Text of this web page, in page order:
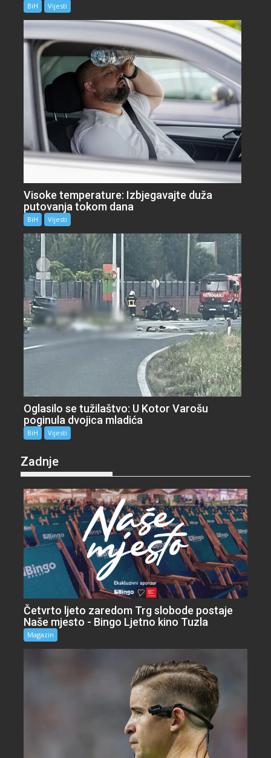
BiH Vijesti
Visoke temperature: Izbjegavajte duža
putovanja tokom dana
BiH Vijesti
Oglasilo se tužilaštvo: U Kotor Varošu
poginula dvojica mladića
BiH Vijesti
Zadnje
Četvrto ljeto zaredom Trg slobode postaje
Naše mjesto - Bingo Ljetno kino Tuzla
Magazin